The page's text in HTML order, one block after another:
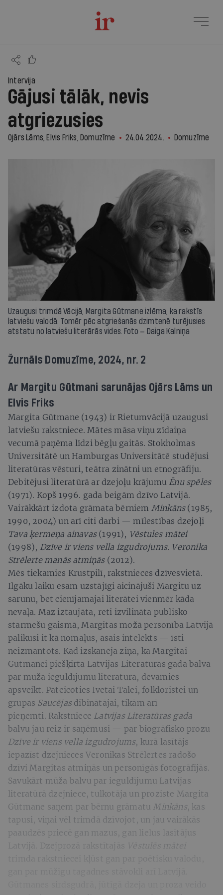
Intervija
Gājusi tālāk, nevis
atgriezusies
Ojārs Lāms, Elvis Friks, Domuzīme 24.04.2024. Domuzīme
Uzaugusi trimdā Vācijā, Margita Gūtmane izlēma, ka rakstīs
latviešu valodā. Tomēr pēc atgriešanās dzimtenē turējusies
atstatu no latviešu literārās vides. Foto — Daiga Kalniņa
Žurnāls Domuzīme, 2024, nr. 2
Ar Margitu Gūtmani sarunājas Ojārs Lāms un
Elvis Friks
Margita Gūtmane (1943) ir Rietumvācijā uzaugusi
latviešu rakstniece. Mātes māsa viņu zīdaiņa
vecumā paņēma līdzi bēgļu gaitās. Stokholmas
Universitātē un Hamburgas Universitātē studējusi
literatūras vēsturi, teātra zinātni un etnogrāfiju.
Debitējusi literatūrā ar dzejoļu krājumu Ēnu spēles
(1971). Kopš 1996. gada beigām dzīvo Latvijā.
Vairākkārt izdota grāmata bērniem Minkāns(1985,
1990, 2004) un arī citi darbi — mīlestības dzejoļi
Tava ķermeņa ainavas(1991), Vēstules mātei
(1998), Dzīve ir viens vella izgudrojums. Veronika
Strēlerte manās atmiņās(2012).
Mēs tiekamies Krustpilī, rakstnieces dzīvesvietā.
Ilgāku laiku esam uzstājīgi aicinājuši Margitu uz
sarunu, bet cienījamajai literātei vienmēr kāda
nevaļa. Maz iztaujāta, reti izvilināta publisko
starmešu gaismā, Margitas možā personība Latvijā
palikusi it kā nomaļus, asais intelekts — īsti
neizmantots. Kad izskanēja ziņa, ka Margitai
Gūtmanei piešķirta Latvijas Literatūras gada balva
par mūža ieguldījumu literatūrā, devāmies
apsveikt. Pateicoties Ivetai Tālei, folkloristei un
grupas Saucējasdibinātājai, tikām arī
pieņemti. Rakstniece Latvijas Literatūras gada
balvu jau reiz ir saņēmusi — par biogrāfisko prozu
Dzīve ir viens vella izgudrojums, kurā lasītājs
iepazīst dzejnieces Veronikas Strēlertes radošo
dzīvi Margitas atmiņās un personīgās fotogrāfijās.
Savukārt mūža balvu par ieguldījumu Latvijas
literatūrā dzejniece, tulkotāja un proziste Margita
Gūtmane saņem par bērnu grāmatu Minkāns, kas
tapusi, viņai vēl trimdā dzīvojot, un jau vairākās
paaudzēs priecē gan mazus, gan lielus lasītājus
Latvijā. Dzejprozā rakstītajās Vēstulēs mātei